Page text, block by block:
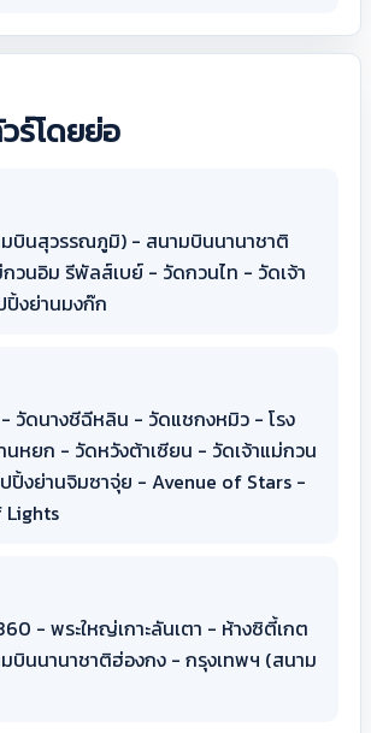
ร์โดยย่อ
บินสุวรรณภูมิ) - สนามบินนานาชาติ
วนอิม รีพัลส์เบย์ - วัดกวนไท - วัดเจ้า
งย่านมงก๊ก
วัดนางชีฉีหลิน - วัดแชกงหมิว - โรง
นหยก - วัดหวังต้าเซียน - วัดเจ้าแม่กวน
ปิ้งย่านจิมซาจุ่ย - Avenue of Stars -
- พระใหญ่เกาะลันเตา - ห้างซิตี้เกต
บินนานาชาติฮ่องกง - กรุงเทพฯ (สนาม